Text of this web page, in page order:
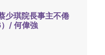
少琪院長事主不倦
/ 何偉強